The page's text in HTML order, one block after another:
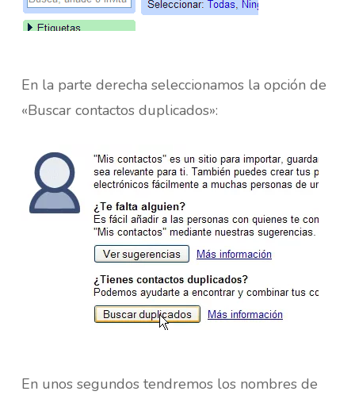
En la parte derecha seleccionamos la opción de
«Buscar contactos duplicados»:
En unos segundos tendremos los nombres de